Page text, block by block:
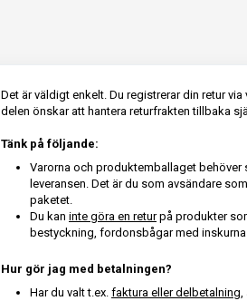
Det är väldigt enkelt. Du registrerar din retur
delen önskar att hantera returfrakten tillbaka
Tänk på följande:
Varorna och produktemballaget
leveransen. Det är du som avsändare
paketet.
Du kan inte göra en returpå produkter
bestyckning, fordonsbågar med
Hur gör jag med betalningen?
Har du valt t.ex. faktura eller delbetalning,